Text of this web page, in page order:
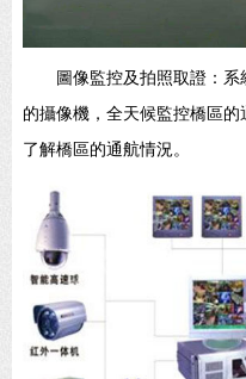
圖像監控及拍照取證：
的攝像機，全天候監控橋區
了解橋區的通航情況。